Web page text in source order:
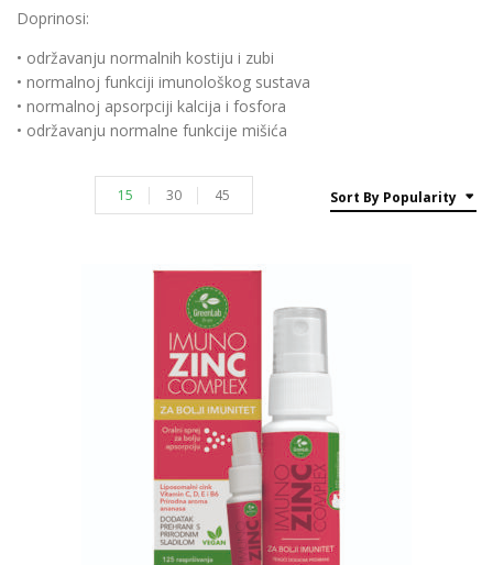
Doprinosi:
• održavanju normalnih kostiju i zubi
• normalnoj funkciji imunološkog sustava
• normalnoj apsorpciji kalcija i fosfora
• održavanju normalne funkcije mišića
Sort By Popularity
15 30 45